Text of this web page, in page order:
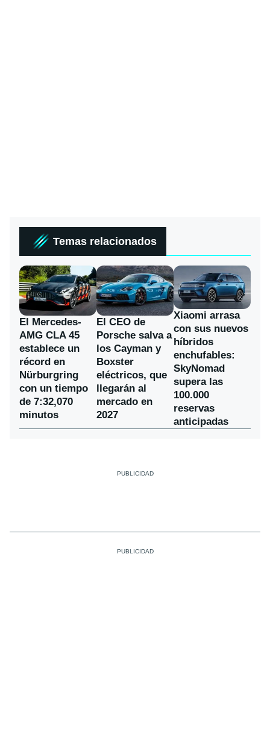
Temas relacionados
El Mercedes-
AMG CLA 45
establece un
récord en
Nürburgring
con un tiempo
de 7:32,070
minutos
El CEO de
Porsche salva a
los Cayman y
Boxster
eléctricos, que
llegarán al
mercado en
2027
Xiaomi arrasa
con sus nuevos
híbridos
enchufables:
SkyNomad
supera las
100.000
reservas
anticipadas